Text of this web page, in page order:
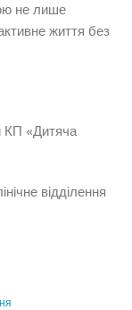
не лише
життя без
КП «Дитяча
відділення